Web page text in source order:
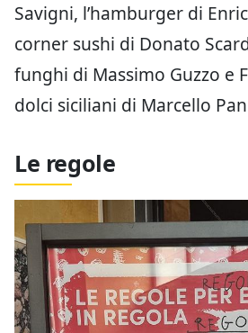
Savigni, l’hamburger di
corner sushi di Donato
funghi di Massimo Guzzo e
dolci siciliani di Marcello
Le regole